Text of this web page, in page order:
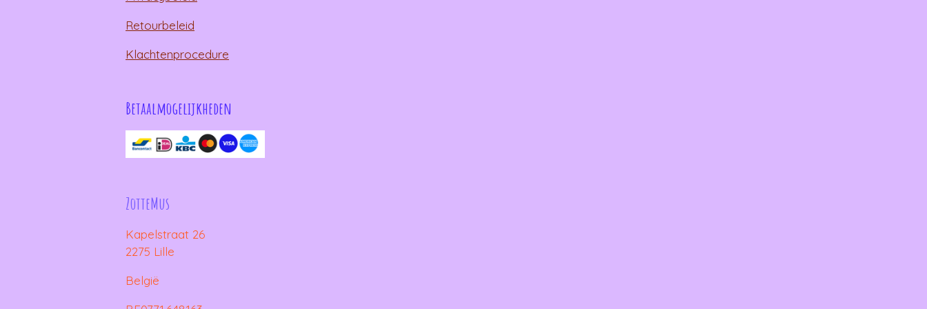
Retourbeleid
Klachtenprocedure
Betaalmogelijkheden
ZotteMus
Kapelstraat 26
2275 Lille
België